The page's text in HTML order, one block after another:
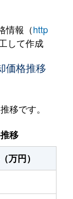
所前
前
所前
Ｒ)
所前
情報（http
して作成
価格推移
移です。
移
万円）